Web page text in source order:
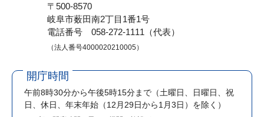
〒500-8570
岐阜市薮田南2丁目1番1号
電話番号 058-272-1111（代表）
（法人番号4000020210005）
開庁時間
午前8時30分から午後5時15分まで （土曜日、日曜日、祝
日、休日、年末年始（12月29日から1月3日）を除く）